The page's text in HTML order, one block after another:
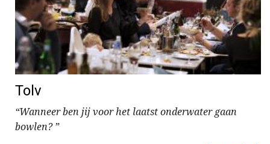
Tolv
“Wanneer ben jij voor het laatst onderwater gaan
bowlen? ”